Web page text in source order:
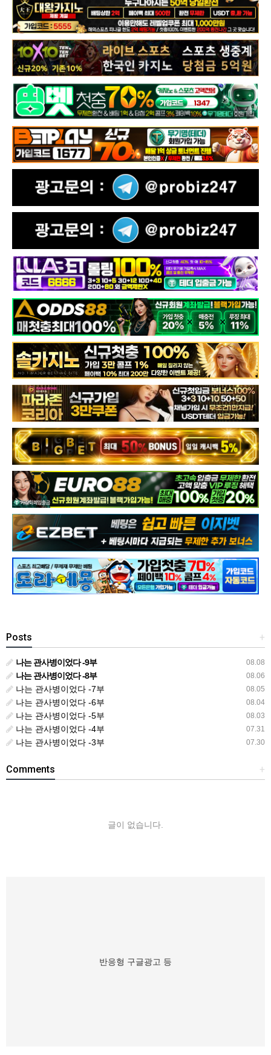
+
Posts
08.08
나는 관사병이었다 -9부
08.06
나는 관사병이었다 -8부
08.05
나는 관사병이었다 -7부
08.04
나는 관사병이었다 -6부
08.03
나는 관사병이었다 -5부
07.31
나는 관사병이었다 -4부
07.30
나는 관사병이었다 -3부
+
Comments
글이 없습니다.
반응형 구글광고 등